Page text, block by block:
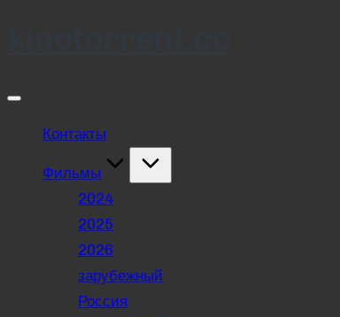
Контакты
Фильмы
2024
2025
2026
зарубежный
Россия